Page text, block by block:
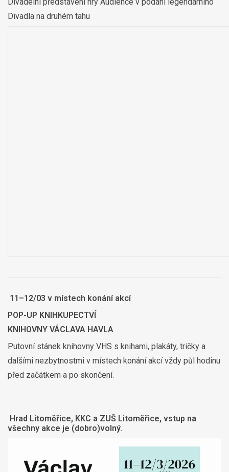
Divadla na druhém tahu
11–12/03 v místech konání akcí
POP-UP KNIHKUPECTVÍ
KNIHOVNY VÁCLAVA HAVLA
Putovní stánek knihovny VHS s knihami, plakáty, tričky a
dalšími nezbytnostmi v místech konání akcí vždy půl hodinu
před začátkem a po skončení.
Hrad Litoměřice, KKC a ZUŠ Litoměřice, vstup na
všechny akce je (dobro)volný.